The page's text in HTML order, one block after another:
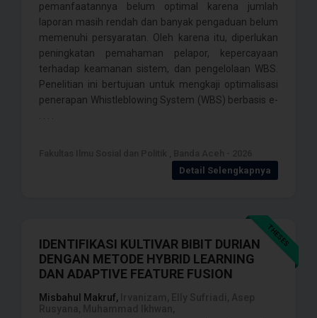
pemanfaatannya belum optimal karena jumlah
laporan masih rendah dan banyak pengaduan belum
memenuhi persyaratan. Oleh karena itu, diperlukan
peningkatan pemahaman pelapor, kepercayaan
terhadap keamanan sistem, dan pengelolaan WBS.
Penelitian ini bertujuan untuk mengkaji optimalisasi
penerapan Whistleblowing System (WBS) berbasis e-
Detail Selengkapnya
THESES
IDENTIFIKASI KULTIVAR BIBIT DURIAN
DENGAN METODE HYBRID LEARNING
DAN ADAPTIVE FEATURE FUSION
Misbahul Makruf,